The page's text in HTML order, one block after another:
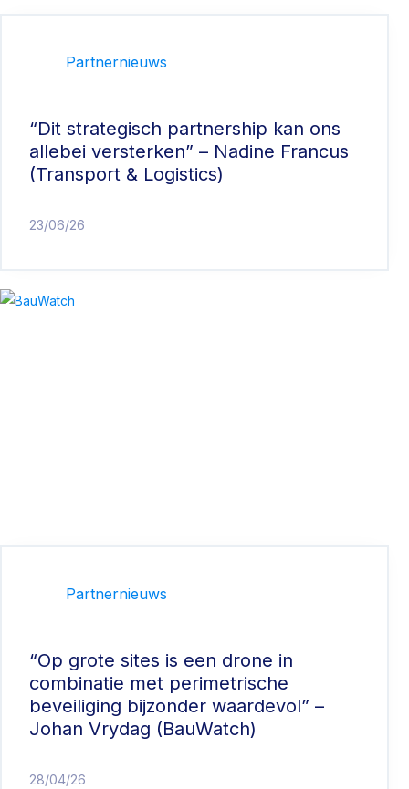
Partnernieuws
“Dit strategisch partnership kan ons
allebei versterken” – Nadine Francus
(Transport & Logistics)
23/06/26
Partnernieuws
“Op grote sites is een drone in
combinatie met perimetrische
beveiliging bijzonder waardevol” –
Johan Vrydag (BauWatch)
28/04/26